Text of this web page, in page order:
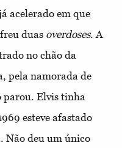
acelerado em que
duas overdoses. A
no chão da
pela namorada de
parou. Elvis tinha
esteve afastado
Não deu um único